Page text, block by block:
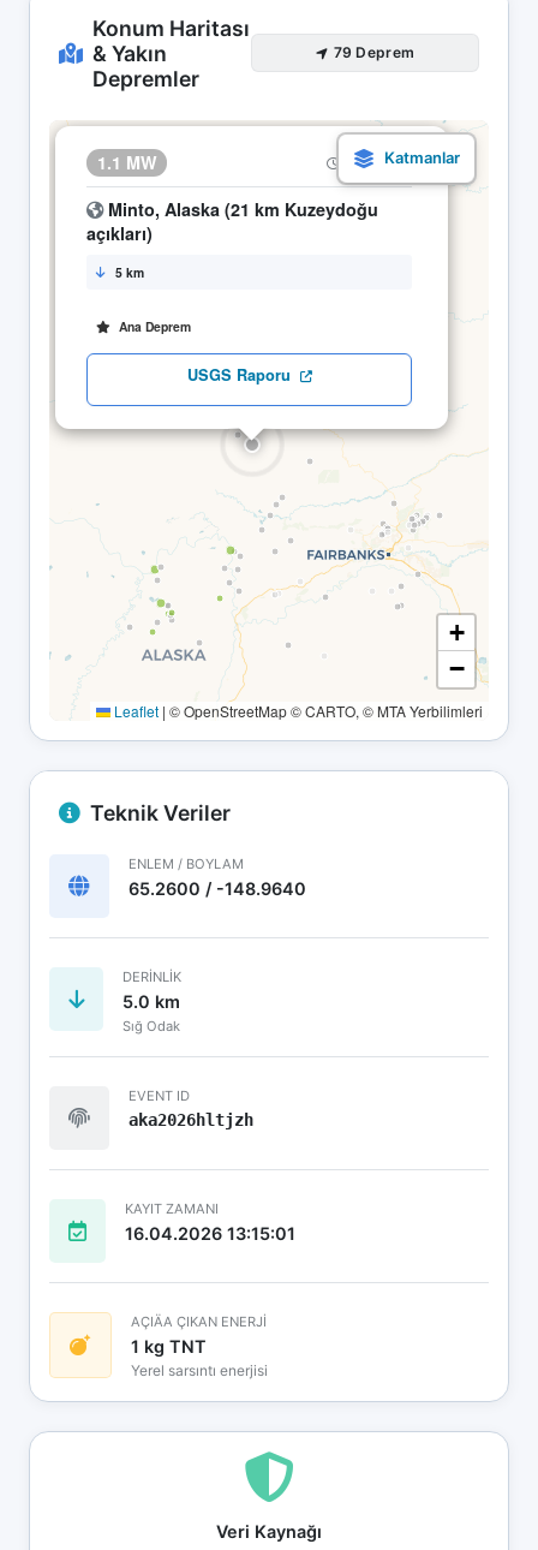
Konum Haritası
& Yakın
Depremler
79 Deprem
1.1 MW 16.04 16:08
Minto, Alaska (21 km Kuzeydoğu
açıkları)
5 km
Ana Deprem
USGS Raporu
×
+
−
Leaflet | © OpenStreetMap © CARTO, © MTA Yerbilimleri
Teknik Veriler
ENLEM / BOYLAM
65.2600 / -148.9640
DERINLIK
5.0 km
Sığ Odak
EVENT ID
aka2026hltjzh
KAYIT ZAMANI
16.04.2026 13:15:01
AÇIÄA ÇIKAN ENERJİ
1 kg TNT
Yerel sarsıntı enerjisi
Veri Kaynağı